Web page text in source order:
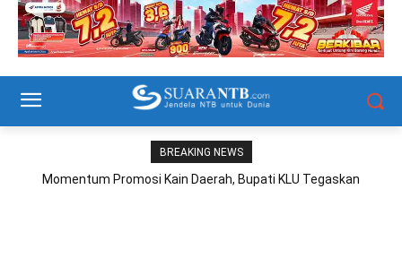
BREAKING NEWS
Momentum Promosi Kain Daerah, Bupati KLU Tegaskan